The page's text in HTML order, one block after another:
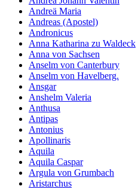
Andreä Maria
Andreas (Apostel)
Andronicus
Anna Katharina zu Waldeck
Anna von Sachsen
Anselm von Canterbury
Anselm von Havelberg.
Ansgar
Anshelm Valeria
Anthusa
Antipas
Antonius
Apollinaris
Aquila
Aquila Caspar
Argula von Grumbach
Aristarchus